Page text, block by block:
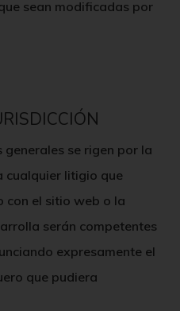
sean modificadas por
generales se rigen por la
cualquier litigio que
con el sitio web o la
serán competentes
expresamente el
que pudiera